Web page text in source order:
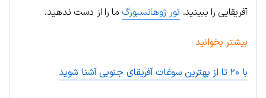
آفریقایی را ببینید. تور ژوهانسبورگ ما را از دست ندهید.
بیشتر بخوانید
با ۲۰ تا از بهترین سوغات آفریقای جنوبی آشنا شوید